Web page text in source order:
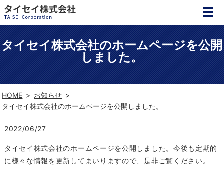
タイセイ株式会社のホームページを公開
しました。
HOME
お知らせ
タイセイ株式会社のホームページを公開しました。
2022/06/27
タイセイ株式会社のホームページを公開しました。今後も定期的
に様々な情報を更新してまいりますので、是非ご覧ください。